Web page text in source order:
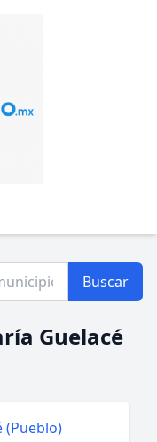
Buscar
Guelacé
(Pueblo)